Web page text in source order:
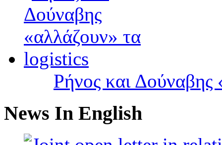
Ρήνος και
News In English